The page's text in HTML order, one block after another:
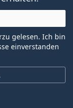
gelesen. Ich bin
einverstanden